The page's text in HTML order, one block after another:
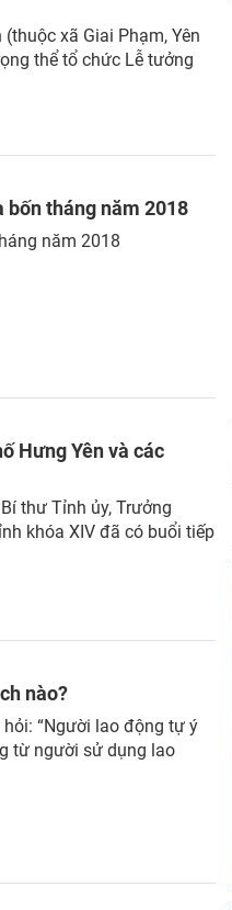
xã Giai Phạm, Yên
thể tổ chức Lễ tưởng
bốn tháng năm 2018
năm 2018
Hưng Yên và các
thư Tỉnh ủy, Trưởng
khóa XIV đã có buổi tiếp
nào?
“Người lao động tự ý
từ người sử dụng lao